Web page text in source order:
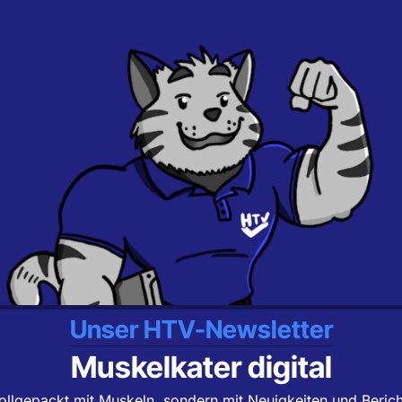
Unser HTV-Newsletter
Muskelkater digital